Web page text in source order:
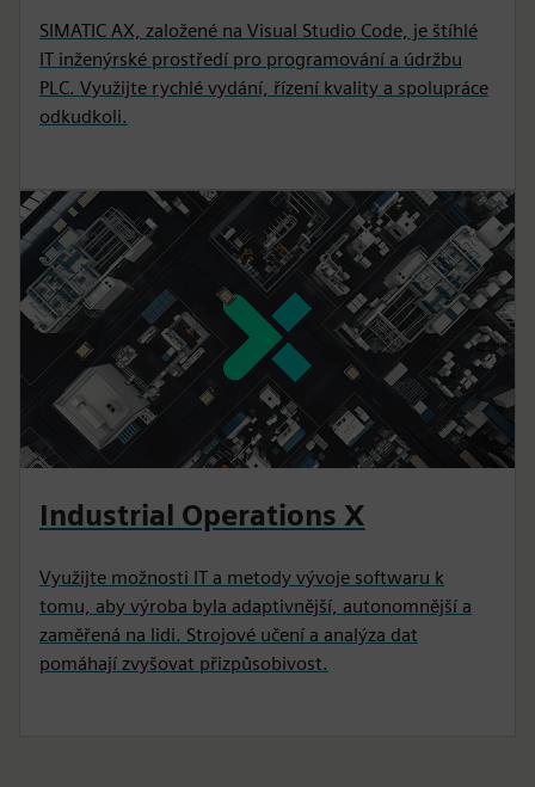
SIMATIC AX, založené na Visual Studio Code, je štíhlé
IT inženýrské prostředí pro programování a údržbu
PLC. Využijte rychlé vydání, řízení kvality a spolupráce
odkudkoli.
Industrial Operations X
Využijte možnosti IT a metody vývoje softwaru k
tomu, aby výroba byla adaptivnější, autonomnější a
zaměřená na lidi. Strojové učení a analýza dat
pomáhají zvyšovat přizpůsobivost.